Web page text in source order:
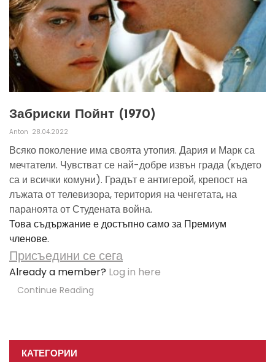
Забриски Пойнт (1970)
Anton 28.04.2022
Всяко поколение има своята утопия. Дария и Марк са
мечтатели. Чувстват се най-добре извън града (където
са и всички комуни). Градът е антигерой, крепост на
лъжата от телевизора, територия на ченгетата, на
параноята от Студената война.
Това съдържание е достъпно само за Премиум
членове.
Присъедини се сега
Already a member? Log in here
Continue Reading
КАТЕГОРИИ